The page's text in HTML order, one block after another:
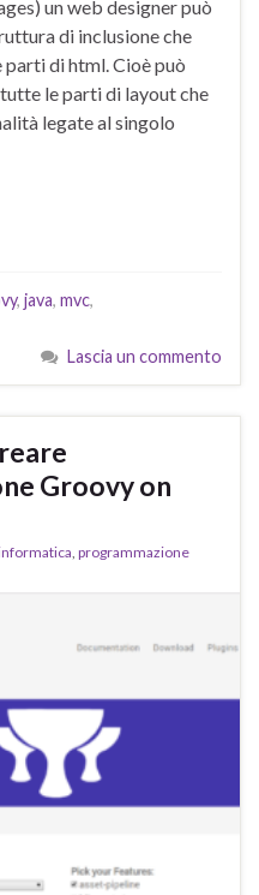
un web designer può
di inclusione che
di html. Cioè può
le parti di layout che
legate al singolo
, java, mvc,
Lascia un commento
Groovy on
, programmazione